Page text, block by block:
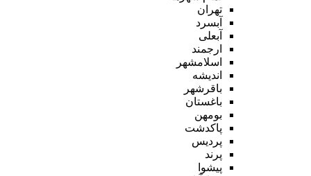
تهران
آبسرد
آبعلی
ارجمند
اسلامشهر
اندیشه
باقرشهر
باغستان
بومهن
پاکدشت
پردیس
پرند
پیشوا